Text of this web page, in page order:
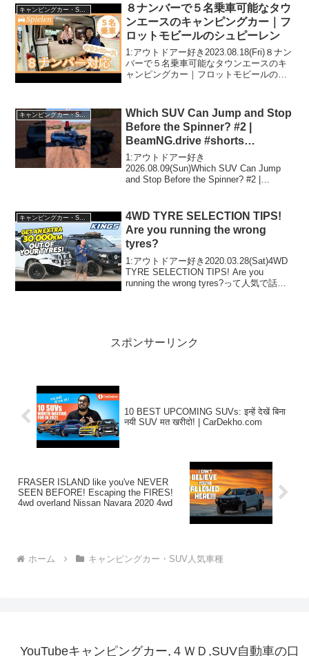
８ナンバーで５名乗車可能なタウ
ンエースのキャンピングカー｜フ
ロットモビールのシュピーレン
1:アウトドアー好き2023.08.18(Fri)８ナン
バーで５名乗車可能なタウンエースのキ
ャンピングカー｜フロットモビールのシ
2023.08.18(Fri)この動画は注...
キャンピングカー・SUV人気車種
Which SUV Can Jump and Stop
Before the Spinner? #2 |
BeamNG.drive #shorts
#BeamNG #SUV #CarChallenge
1:アウトドアー好き
2026.08.09(Sun)Which SUV Can Jump
and Stop Before the Spinner? #2 |
キャンピングカー・SUV人気車種
4WD TYRE SELECTION TIPS!
Are you running the wrong
tyres?
1:アウトドアー好き2020.03.28(Sat)4WD
TYRE SELECTION TIPS! Are you
running the wrong tyres?って人気で話題
スポンサーリンク
10 BEST UPCOMING SUVs: इन्हें देखें बिना
नयी SUV मत खरीदो! | CarDekho.com
FRASER ISLAND like you've NEVER
SEEN BEFORE! Escaping the FIRES!
4wd overland Nissan Navara 2020 4wd
ホーム キャンピングカー・SUV人気車種
YouTubeキャンピングカー,４ＷＤ,SUV自動車の口